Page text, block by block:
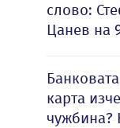
слово:
Цанев на
карта
чужбина?